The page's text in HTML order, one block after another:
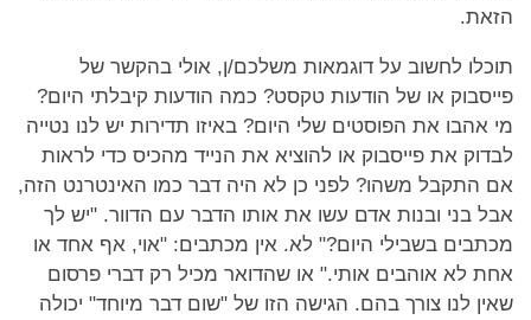
הזאת.
תוכלו לחשוב על דוגמאות משלכם/ן, אולי בהקשר של
פייסבוק או של הודעות טקסט? כמה הודעות קיבלתי היום?
מי אהבו את הפוסטים שלי היום? באיזו תדירות יש לנו נטייה
לבדוק את פייסבוק או להוציא את הנייד מהכיס כדי לראות
אם התקבל משהו? לפני כן לא היה דבר כמו האינטרנט הזה,
אבל בני ובנות אדם עשו את אותו הדבר עם הדוור. "יש לך
מכתבים בשבילי היום?" לא. אין מכתבים: "אוי, אף אחד או
אחת לא אוהבים אותי." או שהדואר מכיל רק דברי פרסום
שאין לנו צורך בהם. הגישה הזו של "שום דבר מיוחד" יכולה